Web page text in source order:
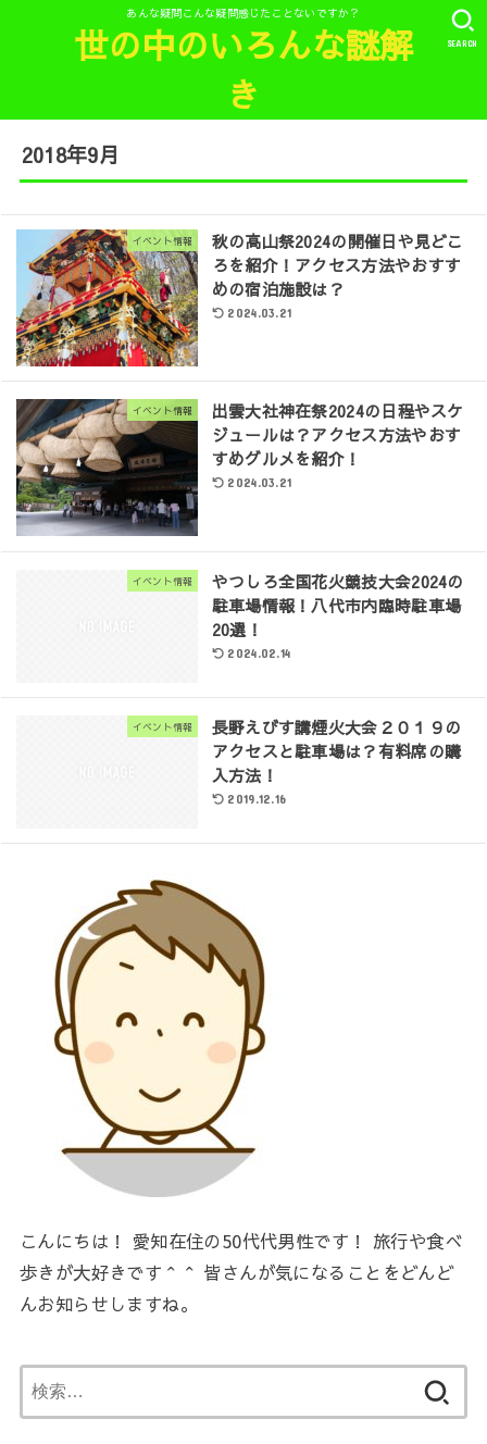
あんな疑問こんな疑問感じたことないですか？
世の中のいろんな謎解
き
SEARCH
2018年9月
イベント情報
秋の高山祭2024の開催日や見どこ
ろを紹介！アクセス方法やおすす
めの宿泊施設は？
2024.03.21
イベント情報
出雲大社神在祭2024の日程やスケ
ジュールは？アクセス方法やおす
すめグルメを紹介！
2024.03.21
イベント情報
やつしろ全国花火競技大会2024の
駐車場情報！八代市内臨時駐車場
20選！
2024.02.14
イベント情報
長野えびす講煙火大会２０１９の
アクセスと駐車場は？有料席の購
入方法！
2019.12.16
こんにちは！ 愛知在住の50代代男性です！ 旅行や食べ
歩きが大好きです＾＾ 皆さんが気になることをどんど
んお知らせしますね。
索: